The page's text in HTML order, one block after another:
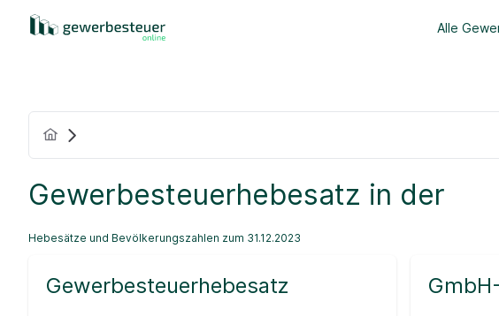
Alle
Gewerbesteuerhebesatz in der
Hebesätze und Bevölkerungszahlen zum 31.12.2023
Gewerbesteuerhebesatz